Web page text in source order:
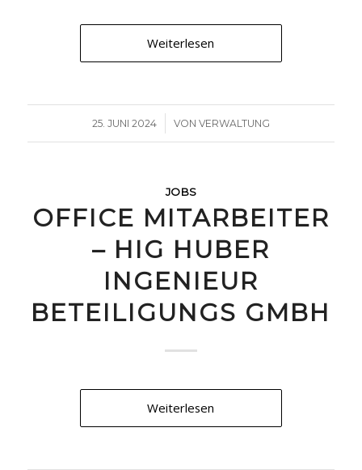
Weiterlesen
25. JUNI 2024
/ VON VERWALTUNG
JOBS
OFFICE MITARBEITER
– HIG HUBER
INGENIEUR
BETEILIGUNGS GMBH
Weiterlesen